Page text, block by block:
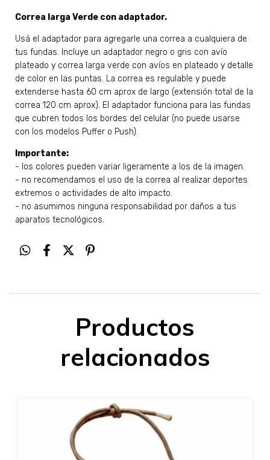
Correa larga Verde con adaptador.
Usá el adaptador para agregarle una correa a cualquiera de
tus fundas. Incluye un adaptador negro o gris con avío
plateado y correa larga verde con avíos en plateado y detalle
de color en las puntas. La correa es regulable y puede
extenderse hasta 60 cm aprox de largo (extensión total de la
correa 120 cm aprox). El adaptador funciona para las fundas
que cubren todos los bordes del celular (no puede usarse
con los modelos Puffer o Push).
Importante:
- los colores pueden variar ligeramente a los de la imagen.
- no recomendamos el uso de la correa al realizar deportes
extremos o actividades de alto impacto.
- no asumimos ninguna responsabilidad por daños a tus
aparatos tecnológicos.
Productos
relacionados